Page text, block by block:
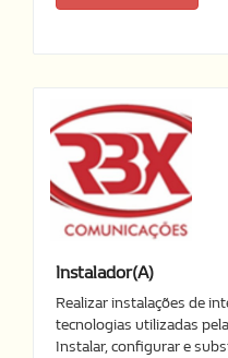
Instalador(a)
Realizar instalações de
tecnologias utilizadas
Instalar, configurar e